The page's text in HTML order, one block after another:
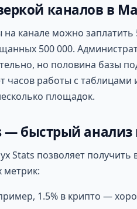
каналов в
канале можно заплатить
500 000.
но половина базы
часов работы с
площадок.
— быстрый
Stats позволяет получить
метрик:
1.5% в крипто —